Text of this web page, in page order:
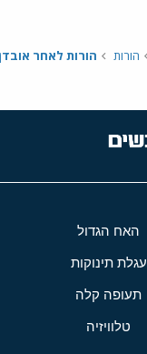
הורות הורות לאחר
האח הגדול
עגלת תינוקות
תעופה קלה
טלוויזיה